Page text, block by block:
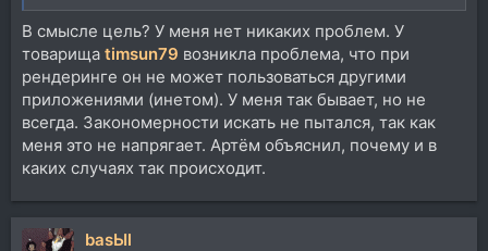
В смысле цель? У меня нет никаких проблем. У
товарища timsun79 возникла проблема, что при
рендеринге он не может пользоваться другими
приложениями (инетом). У меня так бывает, но не
всегда. Закономерности искать не пытался, так как
меня это не напрягает. Артём объяснил, почему и в
каких случаях так происходит.
basЫl